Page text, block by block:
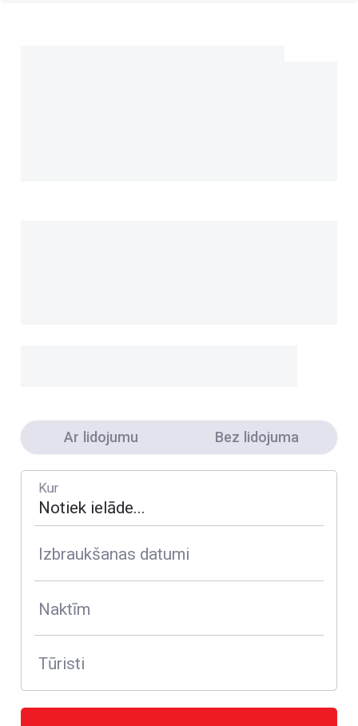
Ar lidojumu Bez lidojuma
Kur
Izbraukšanas datumi
Naktīm
Tūristi